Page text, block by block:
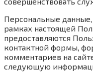
Персональные
рамках настоящей
предоставляются
контактной формы,
комментариев на
следующую